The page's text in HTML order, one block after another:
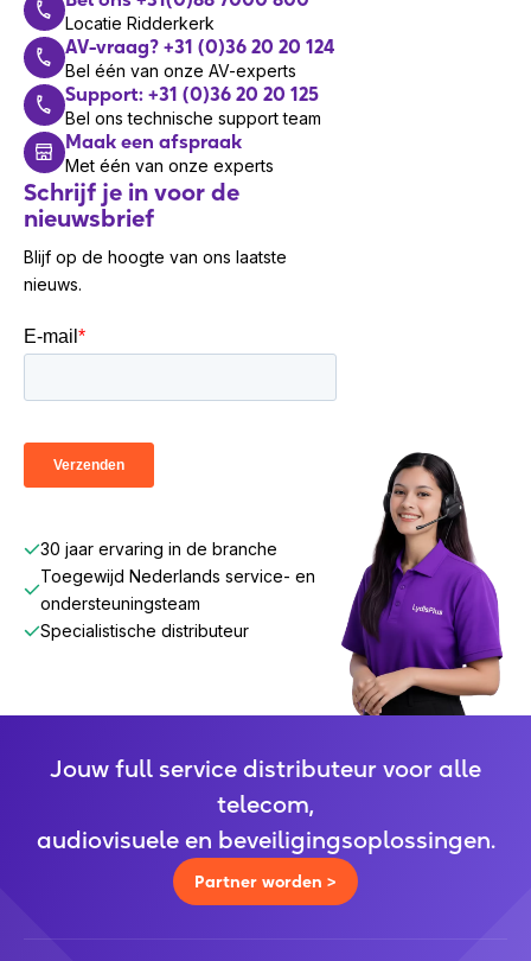
Locatie Ridderkerk
AV-vraag? +31 (0)36 20 20 124
Bel één van onze AV-experts
Support: +31 (0)36 20 20 125
Bel ons technische support team
Maak een afspraak
Met één van onze experts
Schrijf je in voor de
nieuwsbrief
Blijf op de hoogte van ons laatste
nieuws.
30 jaar ervaring in de branche
Toegewijd Nederlands service- en
ondersteuningsteam
Specialistische distributeur
Jouw full service distributeur voor alle
telecom,
audiovisuele en beveiligingsoplossingen.
Partner worden >